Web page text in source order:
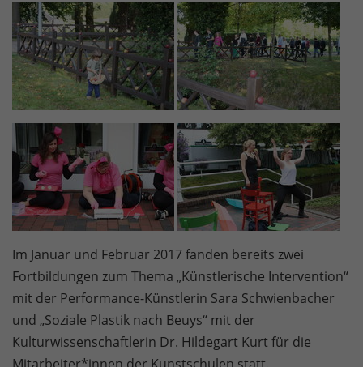
Im Januar und Februar 2017 fanden bereits zwei
Fortbildungen zum Thema „Künstlerische Intervention“
mit der Performance-Künstlerin Sara Schwienbacher
und „Soziale Plastik nach Beuys“ mit der
Kulturwissenschaftlerin Dr. Hildegart Kurt für die